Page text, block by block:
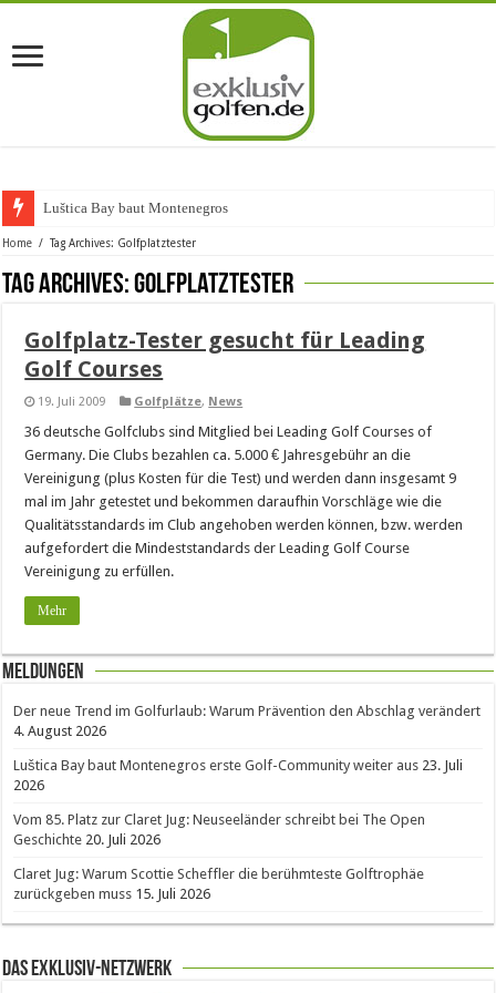
Luštica Bay baut Montenegros erst
Home / Tag Archives: Golfplatztester
Tag Archives:Golfplatztester
Golfplatz-Tester gesucht für Leading
Golf Courses
19. Juli 2009 Golfplätze, News
36 deutsche Golfclubs sind Mitglied bei Leading Golf Courses of
Germany. Die Clubs bezahlen ca. 5.000 € Jahresgebühr an die
Vereinigung (plus Kosten für die Test) und werden dann insgesamt 9
mal im Jahr getestet und bekommen daraufhin Vorschläge wie die
Qualitätsstandards im Club angehoben werden können, bzw. werden
aufgefordert die Mindeststandards der Leading Golf Course
Vereinigung zu erfüllen.
Mehr
Meldungen
Der neue Trend im Golfurlaub: Warum Prävention den Abschlag verändert
4. August 2026
Luštica Bay baut Montenegros erste Golf-Community weiter aus 23. Juli
2026
Vom 85. Platz zur Claret Jug: Neuseeländer schreibt bei The Open
Geschichte 20. Juli 2026
Claret Jug: Warum Scottie Scheffler die berühmteste Golftrophäe
zurückgeben muss 15. Juli 2026
Das Exklusiv-Netzwerk